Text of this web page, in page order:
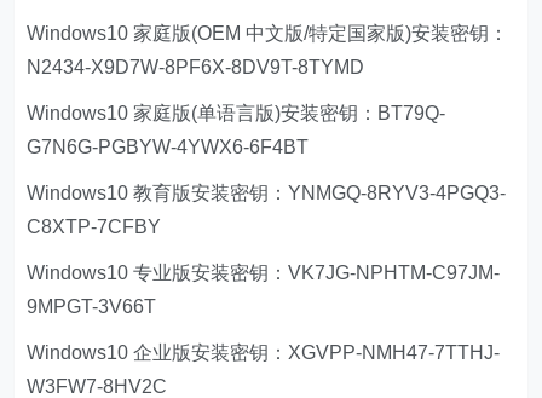
Windows10 家庭版(OEM 中文版/特定国家版)安装密钥：
N2434-X9D7W-8PF6X-8DV9T-8TYMD
Windows10 家庭版(单语言版)安装密钥：BT79Q-
G7N6G-PGBYW-4YWX6-6F4BT
Windows10 教育版安装密钥：YNMGQ-8RYV3-4PGQ3-
C8XTP-7CFBY
Windows10 专业版安装密钥：VK7JG-NPHTM-C97JM-
9MPGT-3V66T
Windows10 企业版安装密钥：XGVPP-NMH47-7TTHJ-
W3FW7-8HV2C